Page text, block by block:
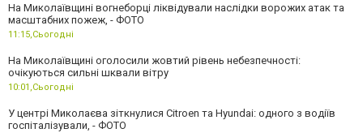
На Миколаївщині вогнеборці ліквідували наслідки ворожих атак та
масштабних пожеж, - ФОТО
11:15, Сьогодні
На Миколаївщині оголосили жовтий рівень небезпечності:
очікуються сильні шквали вітру
10:01, Сьогодні
У центрі Миколаєва зіткнулися Citroen та Hyundai: одного з водіїв
госпіталізували, - ФОТО